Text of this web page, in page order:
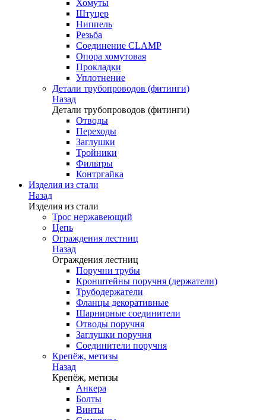
Хомуты
Штуцер
Ниппель
Резьба
Соединение CLAMP
Опора хомутовая
Прокладки
Уплотнение
Детали трубопроводов (фитинги)
Назад
Детали трубопроводов (фитинги)
Отводы
Переходы
Заглушки
Тройники
Фильтры
Контргайка
Изделия из стали
Назад
Изделия из стали
Трос нержавеющий
Цепь
Ограждения лестниц
Назад
Ограждения лестниц
Поручни трубы
Кронштейны поручня (держатели)
Трубодержатели
Фланцы декоративные
Шарнирные соединители
Отводы поручня
Заглушки поручня
Соединители поручня
Крепёж, метизы
Назад
Крепёж, метизы
Анкера
Болты
Винты